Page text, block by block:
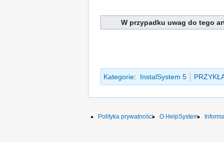
W przypadku uwag do tego
Kategorie: InstalSystem 5
Polityka prywatności O HelpSystem